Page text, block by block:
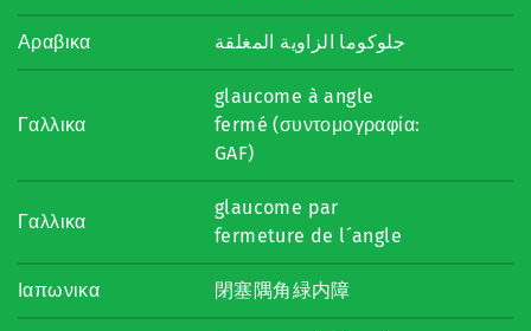
Αραβικα جلوكوما الزاوية المغلقة
Γαλλικα
glaucome à angle
fermé (συντομογραφία:
GAF)
Γαλλικα
glaucome par
fermeture de l´angle
Ιαπωνικα 閉塞隅角緑内障